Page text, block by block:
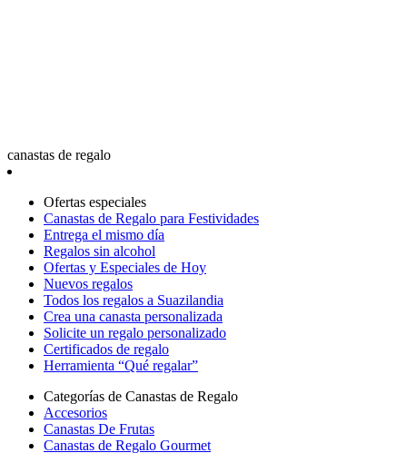
canastas de regalo
Ofertas especiales
Canastas de Regalo para Festividades
Entrega el mismo día
Regalos sin alcohol
Ofertas y Especiales de Hoy
Nuevos regalos
Todos los regalos a Suazilandia
Crea una canasta personalizada
Solicite un regalo personalizado
Certificados de regalo
Herramienta “Qué regalar”
Categorías de Canastas de Regalo
Accesorios
Canastas De Frutas
Canastas de Regalo Gourmet